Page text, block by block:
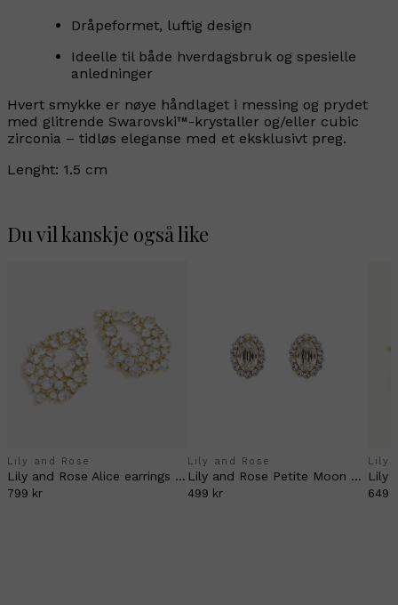
Dråpeformet, luftig design
Ideelle til både hverdagsbruk og spesielle
anledninger
Hvert smykke er nøye håndlaget i messing og prydet
med glitrende Swarovski™-krystaller og/eller cubic
zirconia – tidløs eleganse med et eksklusivt preg.
Lenght: 1.5 cm
Du vil kanskje også like
Lily and Rose
Lily and Rose Alice earrings Crystal (Gold)
799 kr
Lily and Rose
Lily and Rose Petite Moon earrings silvershade gold
499 kr
Lily
649